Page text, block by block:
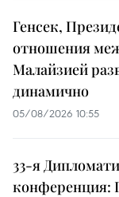
Генсек,
отношения
Малайзией
динамично
05/08/2026 10:55
33-я
конференция: